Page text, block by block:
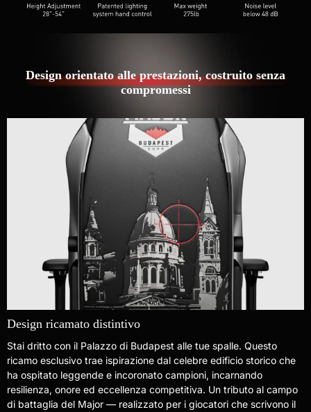
Design orientato alle prestazioni, costruito senza
compromessi
Design ricamato distintivo
Stai dritto con il Palazzo di Budapest alle tue spalle. Questo
ricamo esclusivo trae ispirazione dal celebre edificio storico che
ha ospitato leggende e incoronato campioni, incarnando
resilienza, onore ed eccellenza competitiva. Un tributo al campo
di battaglia del Major — realizzato per i giocatori che scrivono il